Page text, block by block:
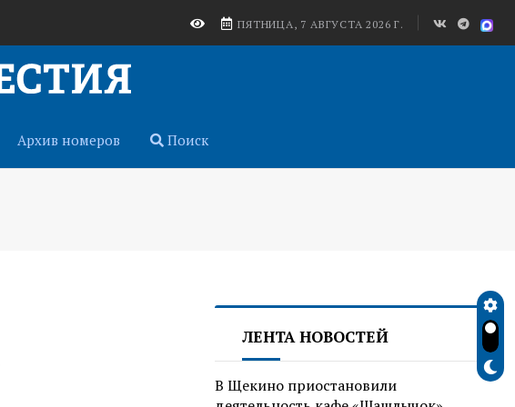
ПЯТНИЦА, 7 АВГУСТА 2026 Г.
Архив номеров Поиск
ЛЕНТА НОВОСТЕЙ
В Щекино приостановили